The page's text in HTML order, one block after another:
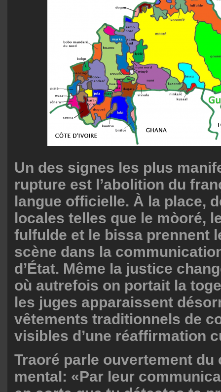
Un des signes les plus
rupture est l’abolition du
langue officielle. À la place,
locales telles que le mòoré,
fulfulde et le bissa prennent
scène dans la
d’État. Même la justice
où autrefois on portait la
les juges apparaissent
vêtements traditionnels de
visibles d’une réaffirmation
Traoré parle ouvertement du
mental: «Par leur